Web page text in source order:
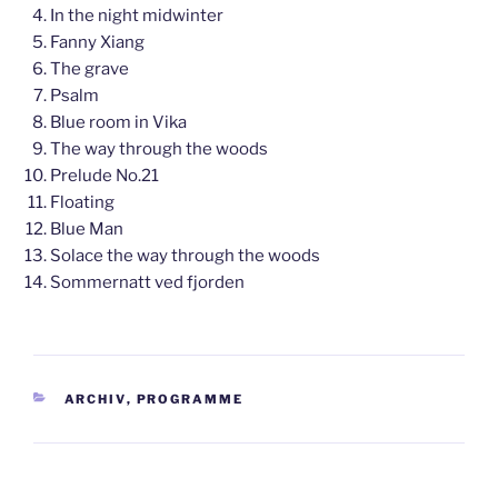
In the night midwinter
Fanny Xiang
The grave
Psalm
Blue room in Vika
The way through the woods
Prelude No.21
Floating
Blue Man
Solace the way through the woods
Sommernatt ved fjorden
KATEGORIEN
ARCHIV, PROGRAMME